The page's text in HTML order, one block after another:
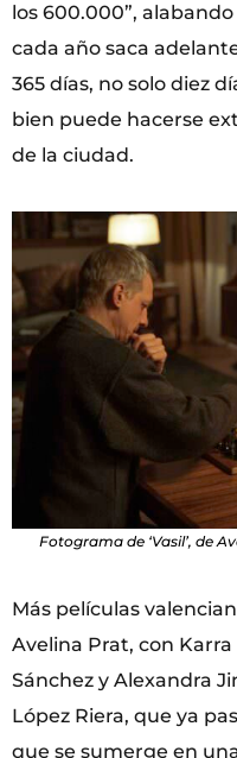
los 600.000”,
cada año saca
365 días, no solo diez
bien puede hacerse
de la ciudad.
Fotograma de ‘Vasil’, de
Más películas
Avelina Prat, con Karra
Sánchez y Alexandra
López Riera, que ya
que se sumerge en